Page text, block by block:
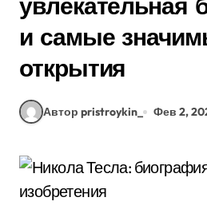
и самые
открытия
Автор pristroykin_ Фев 2,